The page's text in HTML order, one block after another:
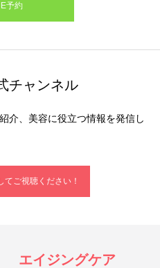
予約
チャンネル
介、美容に役立つ情報を発信し
てご視聴ください！
エイジングケア